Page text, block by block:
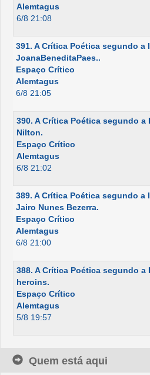
Alemtagus
6/8 21:08
391. A Crítica Poética segundo
JoanaBeneditaPaes..
Espaço Crítico
Alemtagus
6/8 21:05
390. A Crítica Poética segundo
Nilton.
Espaço Crítico
Alemtagus
6/8 21:02
389. A Crítica Poética segundo
Jairo Nunes Bezerra.
Espaço Crítico
Alemtagus
6/8 21:00
388. A Crítica Poética segundo
heroins.
Espaço Crítico
Alemtagus
5/8 19:57
Quem está aqui